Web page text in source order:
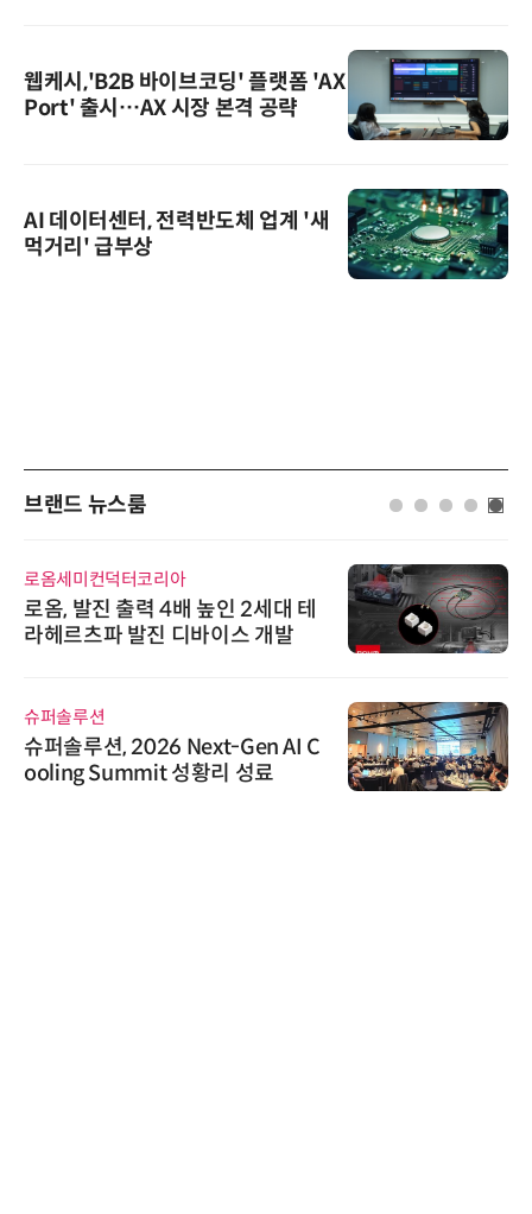
웹케시,'B2B 바이브코딩' 플랫폼 'AX
Port' 출시…AX 시장 본격 공략
AI 데이터센터, 전력반도체 업계 '새
먹거리' 급부상
브랜드 뉴스룸
로옴세미컨덕터코리아
로옴, 발진 출력 4배 높인 2세대 테
라헤르츠파 발진 디바이스 개발
슈퍼솔루션
슈퍼솔루션, 2026 Next-Gen AI C
ooling Summit 성황리 성료